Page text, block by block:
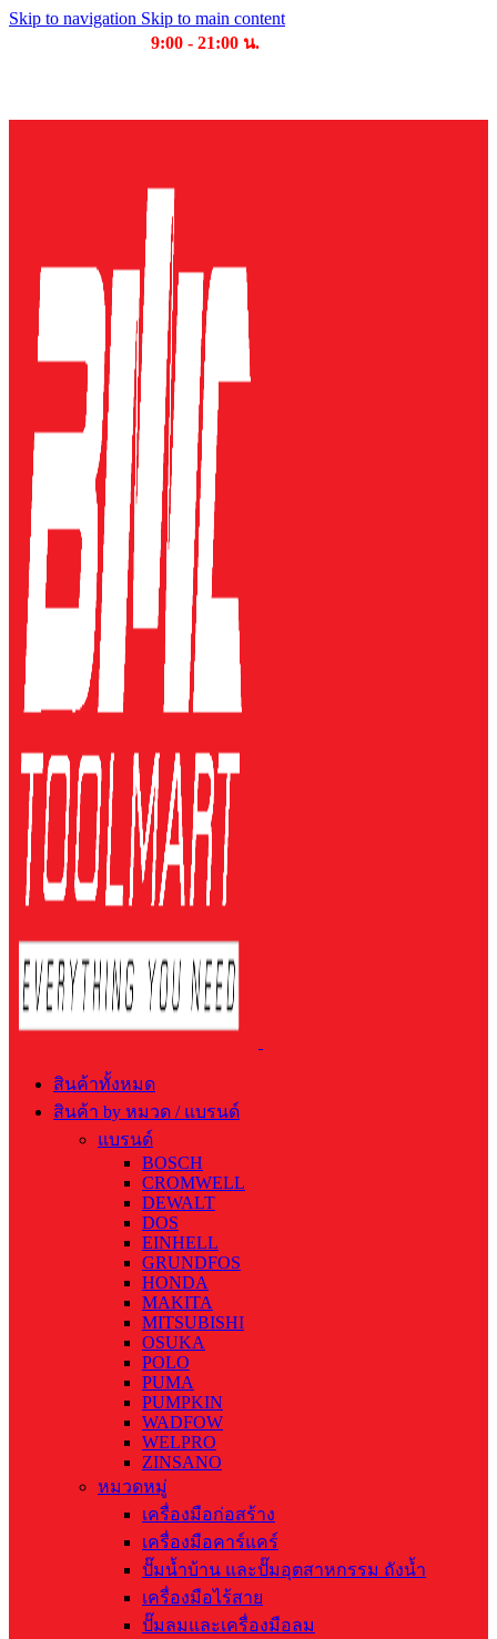
Skip to navigation Skip to main content
9:00 - 21:00 น.
สินค้าทั้งหมด
สินค้า by หมวด / แบรนด์
แบรนด์
BOSCH
CROMWELL
DEWALT
DOS
EINHELL
GRUNDFOS
HONDA
MAKITA
MITSUBISHI
OSUKA
POLO
PUMA
PUMPKIN
WADFOW
WELPRO
ZINSANO
หมวดหมู่
เครื่องมือก่อสร้าง
เครื่องมือคาร์แคร์
ปั๊มน้ำบ้าน และปั๊มอุตสาหกรรม ถังน้ำ
เครื่องมือไร้สาย
ปั๊มลมและเครื่องมือลม